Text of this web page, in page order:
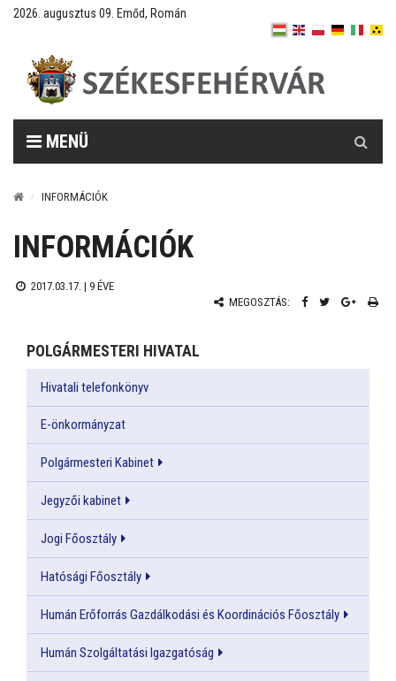
2026. augusztus 09. Emőd, Román
MENÜ
INFORMÁCIÓK
INFORMÁCIÓK
2017.03.17. | 9 ÉVE
MEGOSZTÁS:
POLGÁRMESTERI HIVATAL
Hivatali telefonkönyv
E-önkormányzat
Polgármesteri Kabinet
Jegyzői kabinet
Jogi Főosztály
Hatósági Főosztály
Humán Erőforrás Gazdálkodási és Koordinációs Főosztály
Humán Szolgáltatási Igazgatóság